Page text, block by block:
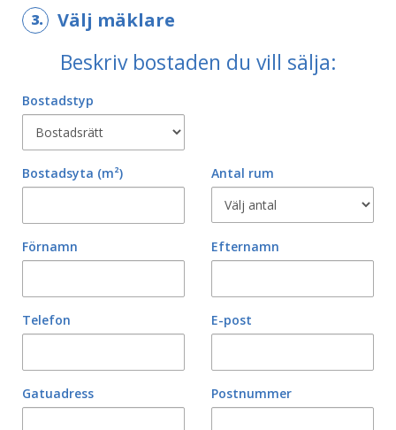
3. Välj mäklare
Beskriv bostaden du vill sälja:
Bostadstyp
Bostadsyta (m²) Antal rum
Förnamn Efternamn
Telefon E-post
Gatuadress Postnummer